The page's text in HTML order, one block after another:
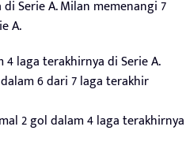
Serie A. Milan memenangi 7
A.
laga terakhirnya di Serie A.
6 dari 7 laga terakhir
2 gol dalam 4 laga terakhirnya